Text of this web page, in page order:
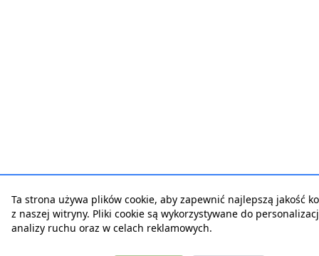
Ta strona używa plików cookie, aby zapewnić najlepszą jakość
z naszej witryny. Pliki cookie są wykorzystywane do
analizy ruchu oraz w celach reklamowych.